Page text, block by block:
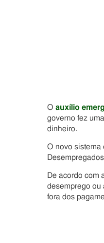
O auxílio
governo fez
dinheiro.
O novo sistema
De acordo com
desemprego ou
fora dos